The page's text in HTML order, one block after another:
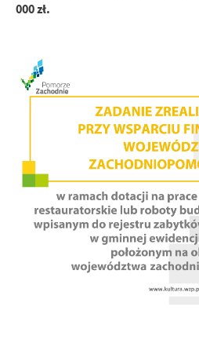
000 zł.